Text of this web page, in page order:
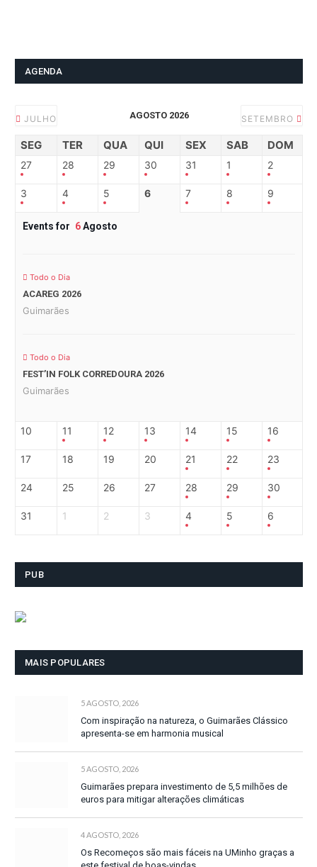
AGENDA
JULHO AGOSTO 2026 SETEMBRO
SEG TER QUA QUI SEX SAB DOM
27 28 29 30 31 1 2
3 4 5 6 7 8 9
Events for 6Agosto
Todo o Dia
ACAREG 2026
Guimarães
Todo o Dia
FEST’IN FOLK CORREDOURA 2026
Guimarães
10 11 12 13 14 15 16
17 18 19 20 21 22 23
24 25 26 27 28 29 30
31 1 2 3 4 5 6
PUB
MAIS POPULARES
5 AGOSTO, 2026
Com inspiração na natureza, o Guimarães Clássico
apresenta-se em harmonia musical
5 AGOSTO, 2026
Guimarães prepara investimento de 5,5 milhões de
euros para mitigar alterações climáticas
4 AGOSTO, 2026
Os Recomeços são mais fáceis na UMinho graças a